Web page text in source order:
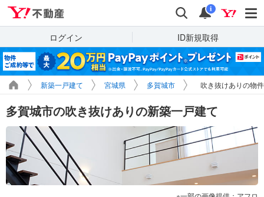
検索 通知
i
ログイン ID新規取得
新築一戸建て 宮城県 多賀城市 吹き抜けありの物
多賀城市の吹き抜けありの新築一戸建て